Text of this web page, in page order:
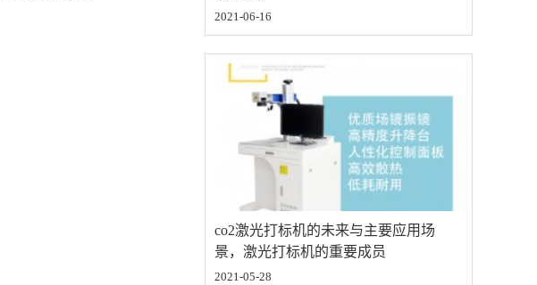
2021-06-16
co2激光打标机的未来与主要应用场
景，激光打标机的重要成员
2021-05-28